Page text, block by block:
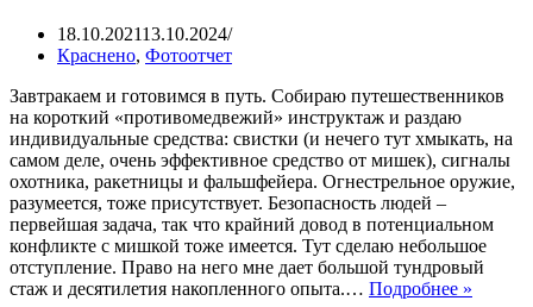
18.10.202113.10.2024
Краснено, Фотоотчет
Завтракаем и готовимся в путь. Собираю путешественников
на короткий «противомедвежий» инструктаж и раздаю
индивидуальные средства: свистки (и нечего тут хмыкать, на
самом деле, очень эффективное средство от мишек), сигналы
охотника, ракетницы и фальшфейера. Огнестрельное оружие,
разумеется, тоже присутствует. Безопасность людей –
первейшая задача, так что крайний довод в потенциальном
конфликте с мишкой тоже имеется. Тут сделаю небольшое
отступление. Право на него мне дает большой тундровый
стаж и десятилетия накопленного опыта.… Подробнее »